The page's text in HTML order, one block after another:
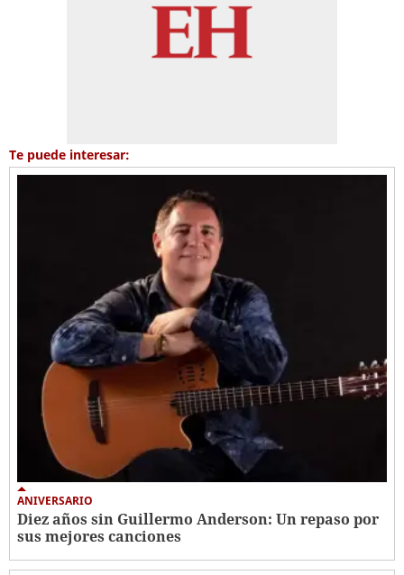
Te puede interesar:
ANIVERSARIO
Diez años sin Guillermo Anderson: Un repaso por
sus mejores canciones